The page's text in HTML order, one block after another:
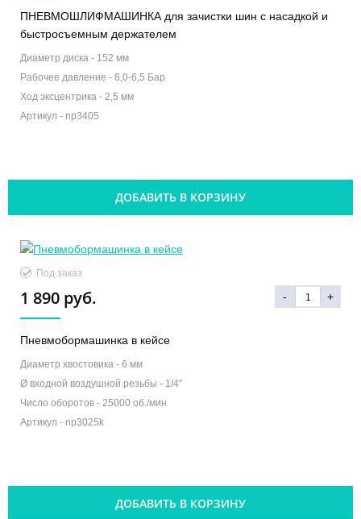
ПНЕВМОШЛИФМАШИНКА для зачистки шин с насадкой и
быстросъемным держателем
Диаметр диска - 152 мм
Рабочее давление - 6,0-6,5 Бар
Ход эксцентрика - 2,5 мм
Артикул - np3405
ДОБАВИТЬ В КОРЗИНУ
Под заказ
1 890 руб. - +
Пневмобормашинка в кейсе
Диаметр хвостовика - 6 мм
Ø входной воздушной резьбы - 1/4"
Число оборотов - 25000 об./мин
Артикул - np3025k
ДОБАВИТЬ В КОРЗИНУ